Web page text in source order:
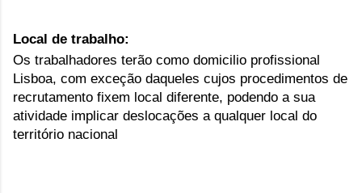
Local de trabalho:
Os trabalhadores terão como domicilio profissional
Lisboa, com exceção daqueles cujos procedimentos de
recrutamento fixem local diferente, podendo a sua
atividade implicar deslocações a qualquer local do
território nacional